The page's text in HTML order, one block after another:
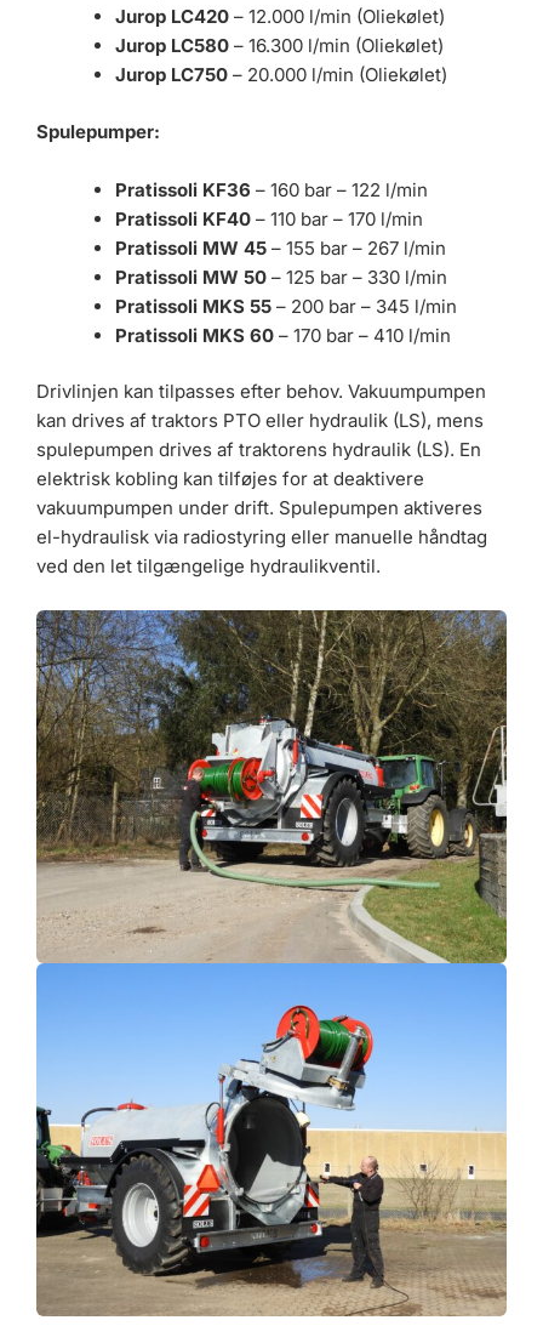
Jurop LC420 – 12.000 l/min (Oliekølet)
Jurop LC580 – 16.300 l/min (Oliekølet)
Jurop LC750 – 20.000 l/min (Oliekølet)
Spulepumper:
Pratissoli KF36 – 160 bar – 122 l/min
Pratissoli KF40 – 110 bar – 170 l/min
Pratissoli MW 45 – 155 bar – 267 l/min
Pratissoli MW 50 – 125 bar – 330 l/min
Pratissoli MKS 55 – 200 bar – 345 l/min
Pratissoli MKS 60 – 170 bar – 410 l/min
Drivlinjen kan tilpasses efter behov. Vakuumpumpen
kan drives af traktors PTO eller hydraulik (LS), mens
spulepumpen drives af traktorens hydraulik (LS). En
elektrisk kobling kan tilføjes for at deaktivere
vakuumpumpen under drift. Spulepumpen aktiveres
el-hydraulisk via radiostyring eller manuelle håndtag
ved den let tilgængelige hydraulikventil.